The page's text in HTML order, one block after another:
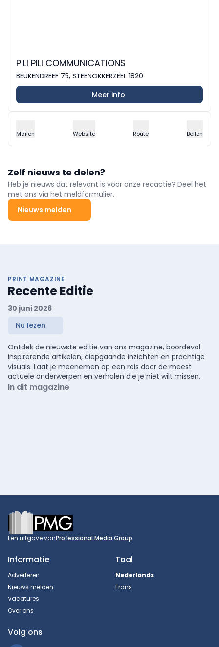
PILI PILI COMMUNICATIONS
BEUKENDREEF 75, STEENOKKERZEEL 1820
Meer info
Mailen Website Route Bellen
Zelf nieuws te delen?
Heb je nieuws dat relevant is voor onze redactie? Deel het
met ons via het meldformulier.
Nieuws melden
PRINT MAGAZINE
Recente Editie
30 juni 2026
Nu lezen
Ontdek de nieuwste editie van ons magazine, boordevol
inspirerende artikelen, diepgaande inzichten en prachtige
visuals. Laat je meenemen op een reis door de meest
actuele onderwerpen en verhalen die je niet wilt missen.
In dit magazine
Footer
Een uitgave vanProfessional Media Group
Informatie
Adverteren
Nieuws melden
Vacatures
Over ons
Taal
Nederlands
Frans
Volg ons